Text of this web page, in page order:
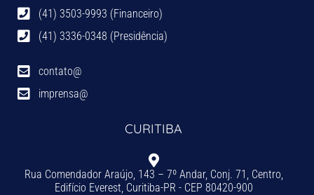
(41) 3503-9993 (Financeiro)
(41) 3336-0348 (Presidência)
contato@
imprensa@
CURITIBA
Rua Comendador Araújo, 143 – 7º Andar, Conj. 71, Centro,
Edifício Everest, Curitiba-PR - CEP 80420-900